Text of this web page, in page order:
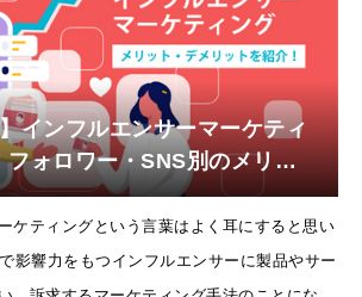
インフルエンサーマーケティ
フォロワー・SNS別のメリッ
ト
ケティングという言葉はよく耳にすると思い
影響力をもつインフルエンサーに製品やサー